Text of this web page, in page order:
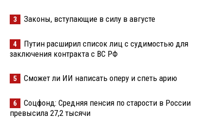
3 Законы, вступающие в силу в августе
4
Путин расширил список лиц с судимостью для
заключения контракта с ВС РФ
5 Сможет ли ИИ написать оперу и спеть арию
6
Соцфонд: Средняя пенсия по старости в России
превысила 27,2 тысячи